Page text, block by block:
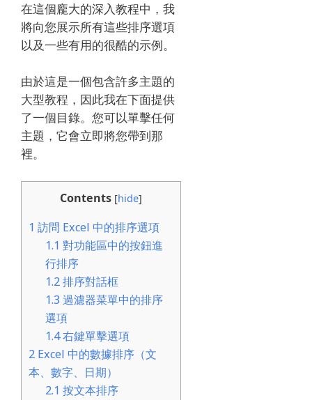
在這個龐大的深入教程中，我
將向您展示所有這些排序選項
以及一些有用的很酷的示例。
由於這是一個包含許多主題的
大型教程，因此我在下面提供
了一個目錄。 您可以單擊任何
主題，它會立即將您帶到那
裡。
Contents [hide]
1 訪問 Excel 中的排序選項
1.1 對功能區中的按鈕進
行排序
1.2排序對話框
1.3 過濾器菜單中的排序
選項
1.4右鍵單擊選項
2 Excel 中的數據排序（文
本、數字、日期）
2.1 按文本排序